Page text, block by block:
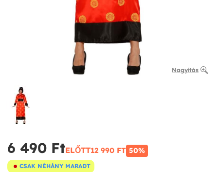
Nagyítás
6 490 Ft‎ELŐTT12 990 FT‎ 50%
CSAK NÉHÁNY MARADT